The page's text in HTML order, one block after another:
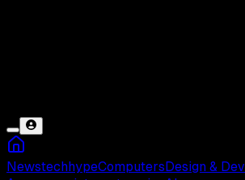
NewstechhypeComputers Design & Dev